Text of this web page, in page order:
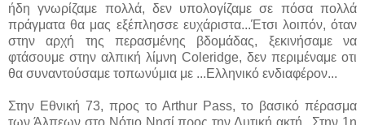
ήδη γνωρίζαμε πολλά, δεν υπολογίζαμε σε πόσα πολλά
πράγματα θα μας εξέπλησσε ευχάριστα...Έτσι λοιπόν, όταν
στην αρχή της περασμένης βδομάδας, ξεκινήσαμε να
φτάσουμε στην αλπική λίμνη Coleridge, δεν περιμέναμε οτι
θα συναντούσαμε τοπωνύμια με ...Ελληνικό ενδιαφέρον...
Στην Εθνική 73, προς το Arthur Pass, το βασικό πέρασμα
των Άλπεων στο Νότιο Νησί προς την Δυτική ακτή...Στην 1η